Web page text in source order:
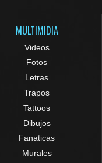
MULTIMIDIA
Videos
Fotos
Letras
Trapos
Tattoos
Dibujos
Fanaticas
Murales